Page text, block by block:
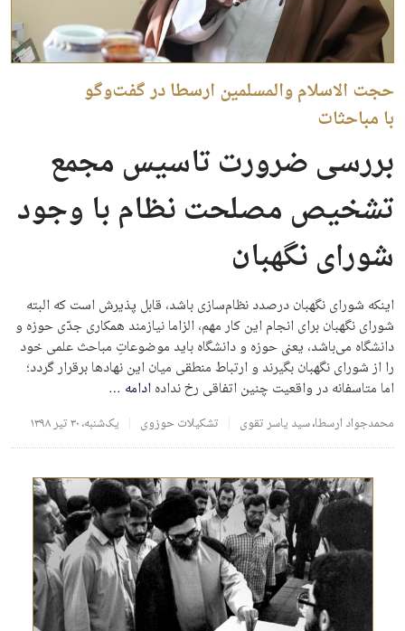
حجت الاسلام والمسلمین ارسطا در گفت‌وگو
با مباحثات
بررسی ضرورت تاسیس مجمع
تشخیص مصلحت نظام با وجود
شورای نگهبان
اینکه شورای نگهبان درصدد نظام‌سازی باشد، قابل پذیرش است که البته
شورای نگهبان برای انجام این کار مهم، الزاما نیازمند همکاری جدّی حوزه و
دانشگاه می‌باشد، یعنی حوزه و دانشگاه باید موضوعاتِ مباحث علمی خود
را از شورای نگهبان بگیرند و ارتباط منطقی میان این نهادها برقرار گردد؛
اما متاسفانه در واقعیت چنین اتفاقی رخ ندادهادامه …
محمدجواد ارسطا،سید یاسر تقوی تشکیلات حوزوی یک‌شنبه، ۳۰ تیر ۱۳۹۸